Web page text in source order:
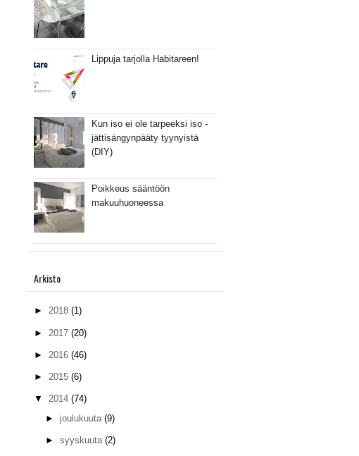
Lippuja tarjolla Habitareen!
Kun iso ei ole tarpeeksi iso -
jättisängynpääty tyynyistä
(DIY)
Poikkeus sääntöön
makuuhuoneessa
Arkisto
► 2018 (1)
► 2017 (20)
► 2016 (46)
► 2015 (6)
▼ 2014 (74)
► joulukuuta (9)
► syyskuuta (2)